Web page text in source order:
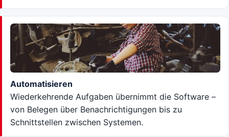
Automatisieren
Wiederkehrende Aufgaben übernimmt die Software –
von Belegen über Benachrichtigungen bis zu
Schnittstellen zwischen Systemen.